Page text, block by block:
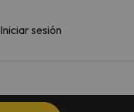
Iniciar sesión